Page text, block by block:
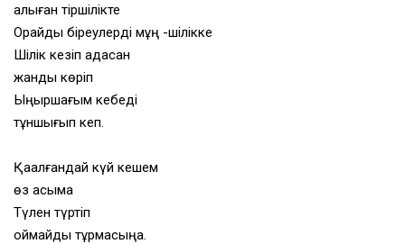
қалқыған тіршілікте
Орайды біреулерді мұң -шілікке
Шілік кезіп адасқан
жанды көріп
Ыңыршағым кебеді
тұншығып кеп.
Қақалғандай күй кешем
өз асыма
Түлен түртіп
қоймайды тұрмасыңа.